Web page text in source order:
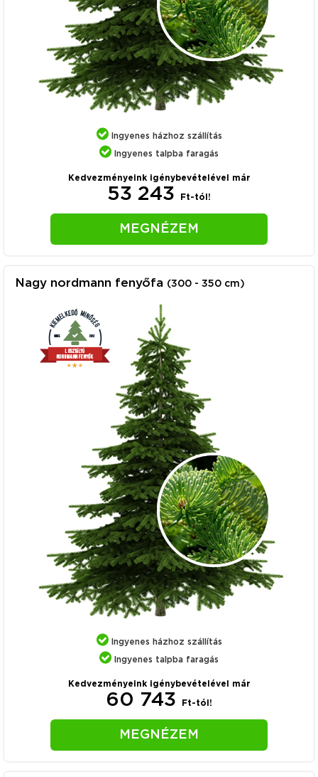
Ingyenes házhoz szállítás
Ingyenes talpba faragás
Kedvezményeink igénybevételével már
53 243 Ft-tól!
MEGNÉZEM
Nagy nordmann fenyőfa (300 - 350 cm)
Ingyenes házhoz szállítás
Ingyenes talpba faragás
Kedvezményeink igénybevételével már
60 743 Ft-tól!
MEGNÉZEM